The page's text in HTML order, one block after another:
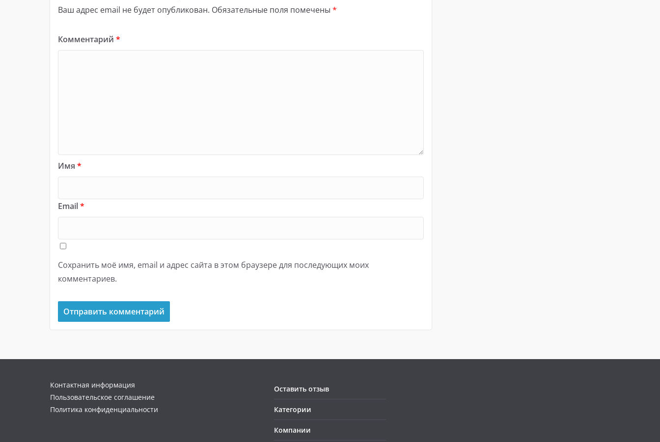
Ваш адрес email не будет опубликован. Обязательные поля помечены *
Комментарий *
Имя *
Email*
Сохранить моё имя, email и адрес сайта в этом браузере для последующих моих
комментариев.
Контактная информация
Пользовательское соглашение
Политика конфиденциальности
Оставить отзыв
Категории
Компании